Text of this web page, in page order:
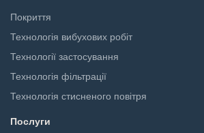
Покриття
Технологія вибухових робіт
Технології застосування
Технологія фільтрації
Технологія стисненого повітря
Послуги